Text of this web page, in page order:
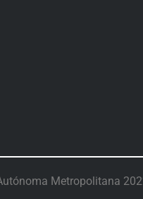
Metropolitana